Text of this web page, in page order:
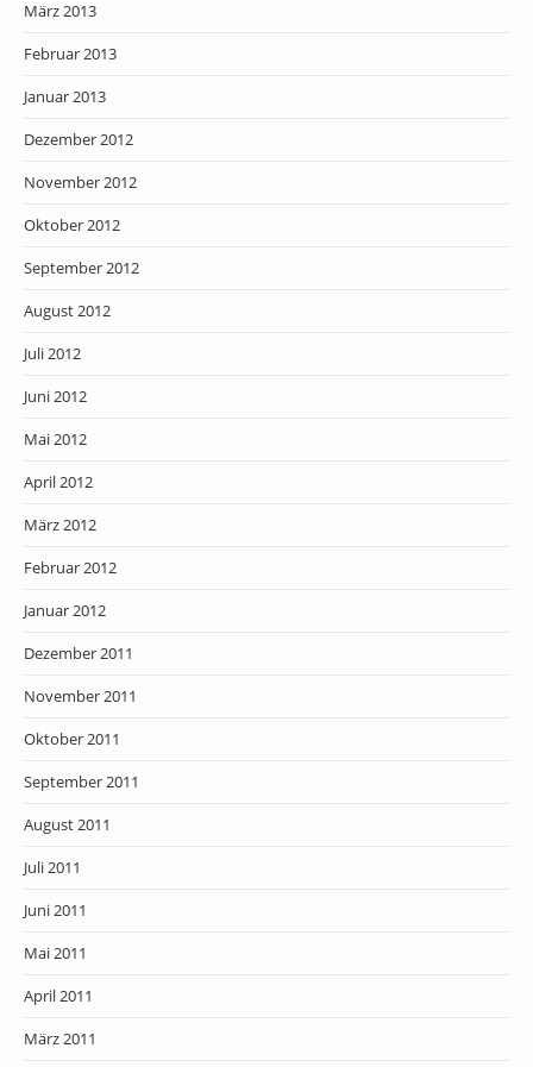
März 2013
Februar 2013
Januar 2013
Dezember 2012
November 2012
Oktober 2012
September 2012
August 2012
Juli 2012
Juni 2012
Mai 2012
April 2012
März 2012
Februar 2012
Januar 2012
Dezember 2011
November 2011
Oktober 2011
September 2011
August 2011
Juli 2011
Juni 2011
Mai 2011
April 2011
März 2011